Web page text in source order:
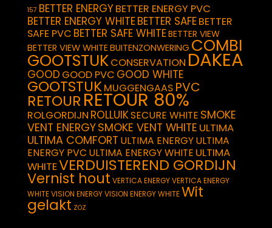
157 BETTER ENERGYBETTER ENERGY PVC
BETTER ENERGY WHITEBETTER SAFEBETTER
SAFE PVC BETTER SAFE WHITEBETTER VIEW
BETTER VIEW WHITEBUITENZONWERING COMBI
GOOTSTUKCONSERVATION DAKEA
GOOD GOOD PVC GOOD WHITE
GOOTSTUKMUGGENGAAS PVC
RETOUR RETOUR 80%
ROLGORDIJN ROLLUIKSECURE WHITE SMOKE
VENT ENERGYSMOKE VENT WHITE ULTIMA
ULTIMA COMFORT ULTIMA ENERGYULTIMA
ENERGY PVC ULTIMA ENERGY WHITE ULTIMA
WHITEVERDUISTEREND GORDIJN
Vernist hout VERTICA ENERGYVERTICA ENERGY
WHITEVISION ENERGYVISION ENERGY WHITEWit
gelakt ZOZ